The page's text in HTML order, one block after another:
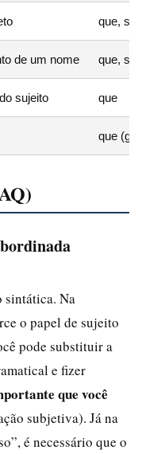
que, se
de um nome que, se
sujeito que
que
sintática. Na
o papel de sujeito
pode substituir a
e fizer
que você
subjetiva). Já na
é necessário que o